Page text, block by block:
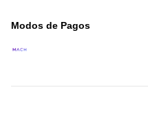
Modos de Pagos